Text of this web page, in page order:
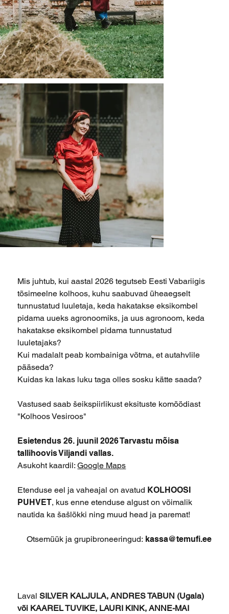
Mis juhtub, kui aastal 2026 tegutseb Eesti Vabariigis
tõsimeelne kolhoos, kuhu saabuvad üheaegselt
tunnustatud luuletaja, keda hakatakse eksikombel
pidama uueks agronoomiks, ja uus agronoom, keda
hakatakse eksikombel pidama tunnustatud
luuletajaks?
Kui madalalt peab kombainiga võtma, et autahvlile
pääseda?
Kuidas ka lakas luku taga olles sosku kätte saada?
Vastused saab šeikspiirlikust eksituste komöödiast
"Kolhoos Vesiroos"
Esietendus 26. juunil 2026 Tarvastu mõisa
tallihoovis Viljandi vallas.
Asukoht kaardil:Google Maps
Etenduse eel ja vaheajal on avatud KOLHOOSI
PUHVET, kus enne etenduse algust on võimalik
nautida ka šašlõkki ning muud head ja paremat!
Otsemüük ja grupibroneeringud: kassa@temufi.ee
LavalSILVER KALJULA, ANDRES TABUN (Ugala)
või KAAREL TUVIKE, LAURI KINK, ANNE-MAI